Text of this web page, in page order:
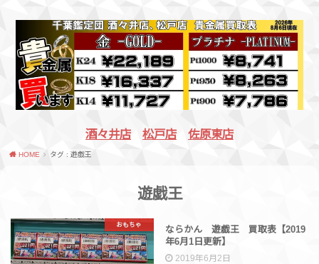
酒々井店 松戸店 佐原東店
HOME タグ : 遊戯王
遊戯王
おもちゃ 買取情報
ならかん 遊戯王 買取表【2019
年6月1日更新】
2019年6月2日